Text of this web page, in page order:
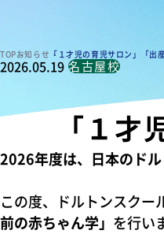
TOPお知らせ 「１才児の育児サロン」「出
2026.05.19 名古屋校
「１
2026年度は、日本のド
この度、ドルトンスクー
前の赤ちゃん学」 を行い